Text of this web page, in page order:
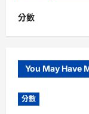
分數
You May Have
分數